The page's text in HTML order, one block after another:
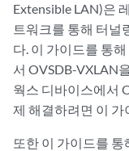
Extensible LAN)은
트워크를 통해 터널
다. 이 가이드를 통
서 OVSDB-VXLAN
웍스 디바이스에서
제 해결하려면 이
또한 이 가이드를